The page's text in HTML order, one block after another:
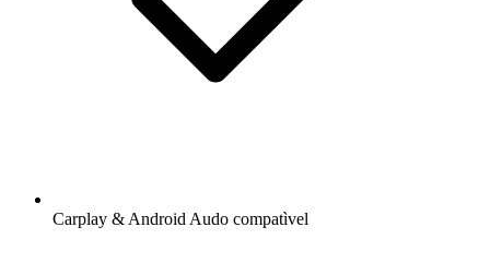
Carplay & Android Audo compatìvel